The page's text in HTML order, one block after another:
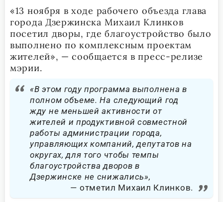
«13 ноября в ходе рабочего объезда глава
города Дзержинска Михаил Клинков
посетил дворы, где благоустройство было
выполнено по комплексным проектам
жителей», — сообщается в пресс-релизе
мэрии.
«В этом году программа выполнена в
полном объеме. На следующий год
жду не меньшей активности от
жителей и продуктивной совместной
работы администрации города,
управляющих компаний, депутатов на
округах, для того чтобы темпы
благоустройства дворов в
Дзержинске не снижались»,
отметил Михаил Клинков.